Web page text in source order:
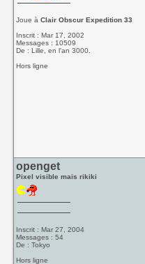
Joue àClair Obscur Expedition 33
Inscrit : Mar 17, 2002
Messages : 10509
De : Lille, en l'an 3000.
Hors ligne
openget
Pixel visible mais rikiki
Inscrit : Mar 27, 2004
Messages : 54
De : Tokyo
Hors ligne